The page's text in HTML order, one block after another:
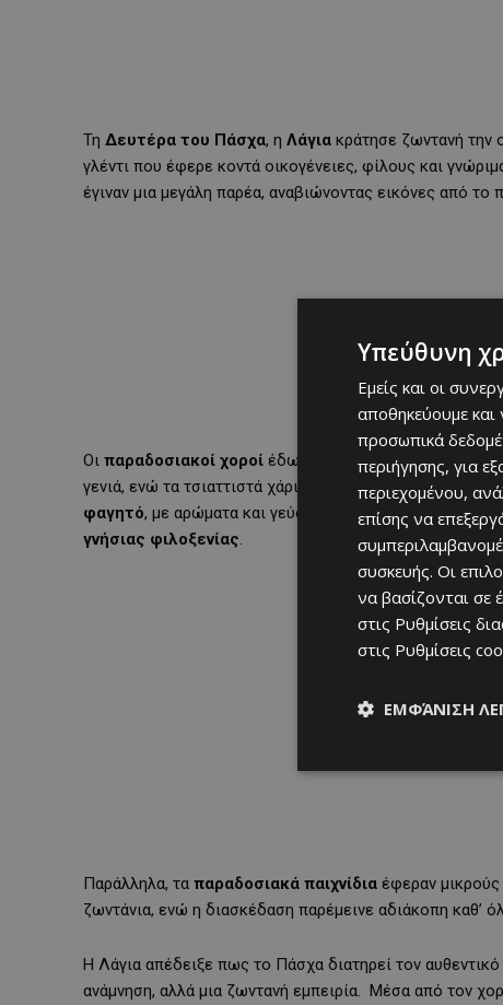
Τη Δευτέρα του Πάσχα, η Λάγια κράτησε ζωντανή την
γλέντι που έφερε κοντά οικογένειες, φίλους και
έγιναν μια μεγάλη παρέα, αναβιώνοντας εικόνες από το
Οι παραδοσιακοί χοροί έδωσαν ρυθμό και ζωντάνια
γενιά, ενώ τα τσιαττιστά χάρισαν αυθόρμητο γέλιο
φαγητό, με αρώματα και γεύσεις του τόπου μας,
γνήσιας φιλοξενίας
Παράλληλα, τα παραδοσιακά παιχνίδια έφεραν
ζωντάνια, ενώ η διασκέδαση παρέμεινε αδιάκοπη καθ’
Η Λάγια απέδειξε πως το Πάσχα διατηρεί τον
ανάμνηση, αλλά μια ζωντανή εμπειρία. Μέσα από τον
Υπεύθυνη
Εμείς και οι
αποθηκεύουμε
προσωπικά
περιήγησης, για
περιεχομένου,
επίσης να
συσκευής. Οι
να βασίζονται σε
στις Ρυθμίσεις
στις Ρυθμίσεις
ΕΜΦΆΝΙΣΗ